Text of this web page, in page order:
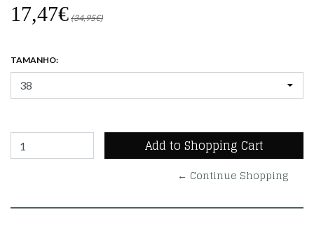
17,47€ (34,95€)
TAMANHO:
← Continue Shopping